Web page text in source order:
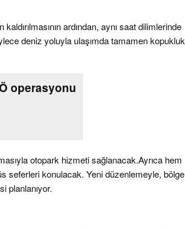
ardından, aynı saat dilimlerinde
deniz yoluyla ulaşımda tamamen kopukluk
operasyonu
otopark hizmeti sağlanacak.Ayrıca hem
seferleri konulacak. Yeni düzenlemeyle, bölge
planlanıyor.